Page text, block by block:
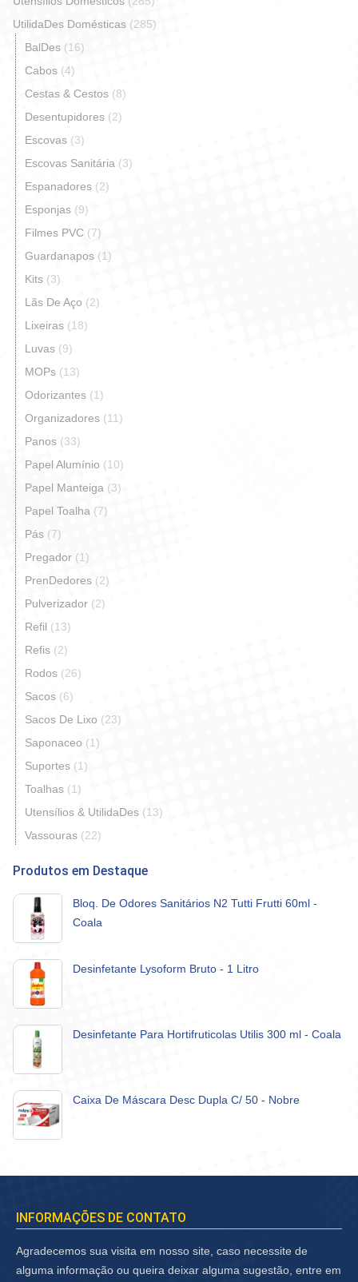
UtilidaDes Domésticas (285)
BalDes (16)
Cabos (4)
Cestas & Cestos (8)
Desentupidores (2)
Escovas (3)
Escovas Sanitária (3)
Espanadores (2)
Esponjas (9)
Filmes PVC (7)
Guardanapos (1)
Kits (3)
Lãs De Aço (2)
Lixeiras (18)
Luvas (9)
MOPs (13)
Odorizantes (1)
Organizadores (11)
Panos (33)
Papel Alumínio (10)
Papel Manteiga (3)
Papel Toalha (7)
Pás (7)
Pregador (1)
PrenDedores (2)
Pulverizador (2)
Refil (13)
Refis (2)
Rodos (26)
Sacos (6)
Sacos De Lixo (23)
Saponaceo (1)
Suportes (1)
Toalhas (1)
Utensílios & UtilidaDes (13)
Vassouras (22)
Produtos em Destaque
Bloq. De Odores Sanitários N2 Tutti Frutti 60ml -
Coala
Desinfetante Lysoform Bruto - 1 Litro
Desinfetante Para Hortifruticolas Utilis 300 ml - Coala
Caixa De Máscara Desc Dupla C/ 50 - Nobre
INFORMAÇÕES DE CONTATO
Agradecemos sua visita em nosso site, caso necessite de
alguma informação ou queira deixar alguma sugestão, entre em